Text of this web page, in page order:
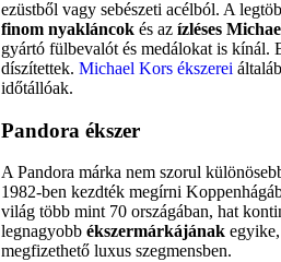
ezüstből vagy sebészeti acélból. A
finom nyakláncok és az ízléses
gyártó fülbevalót és medálokat is kínál.
díszítettek. Michael Kors ékszerei
időtállóak.
Pandora ékszer
A Pandora márka nem szorul
1982-ben kezdték megírni
világ több mint 70 országában, hat
legnagyobb ékszermárkájának
megfizethető luxus szegmensben.